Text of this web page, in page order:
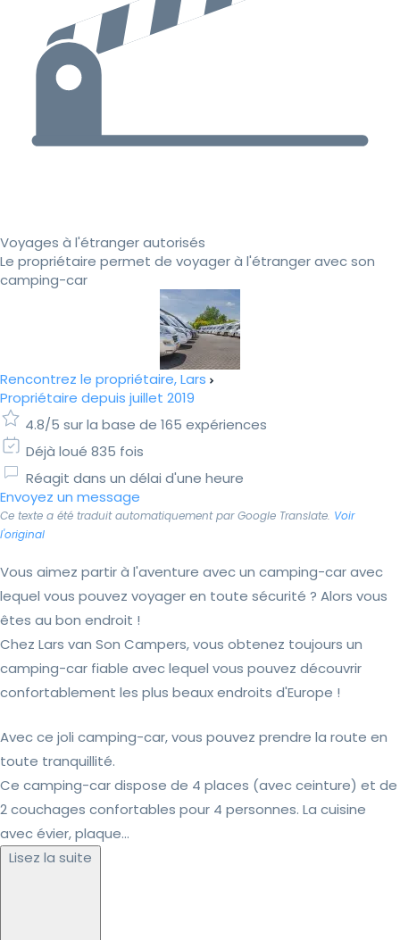
Voyages à l'étranger autorisés
Le propriétaire permet de voyager à l'étranger avec son
camping-car
Rencontrez le propriétaire, Lars
Propriétaire depuis juillet 2019
4.8/5 sur la base de 165 expériences
Déjà loué 835 fois
Réagit dans un délai d'une heure
Envoyez un message
Ce texte a été traduit automatiquement par Google Translate. Voir
l'original
Vous aimez partir à l'aventure avec un camping-car avec
lequel vous pouvez voyager en toute sécurité ? Alors vous
êtes au bon endroit !
Chez Lars van Son Campers, vous obtenez toujours un
camping-car fiable avec lequel vous pouvez découvrir
confortablement les plus beaux endroits d'Europe !
Avec ce joli camping-car, vous pouvez prendre la route en
toute tranquillité.
Ce camping-car dispose de 4 places (avec ceinture) et de
2 couchages confortables pour 4 personnes. La cuisine
avec évier, plaque...
Lisez la suite